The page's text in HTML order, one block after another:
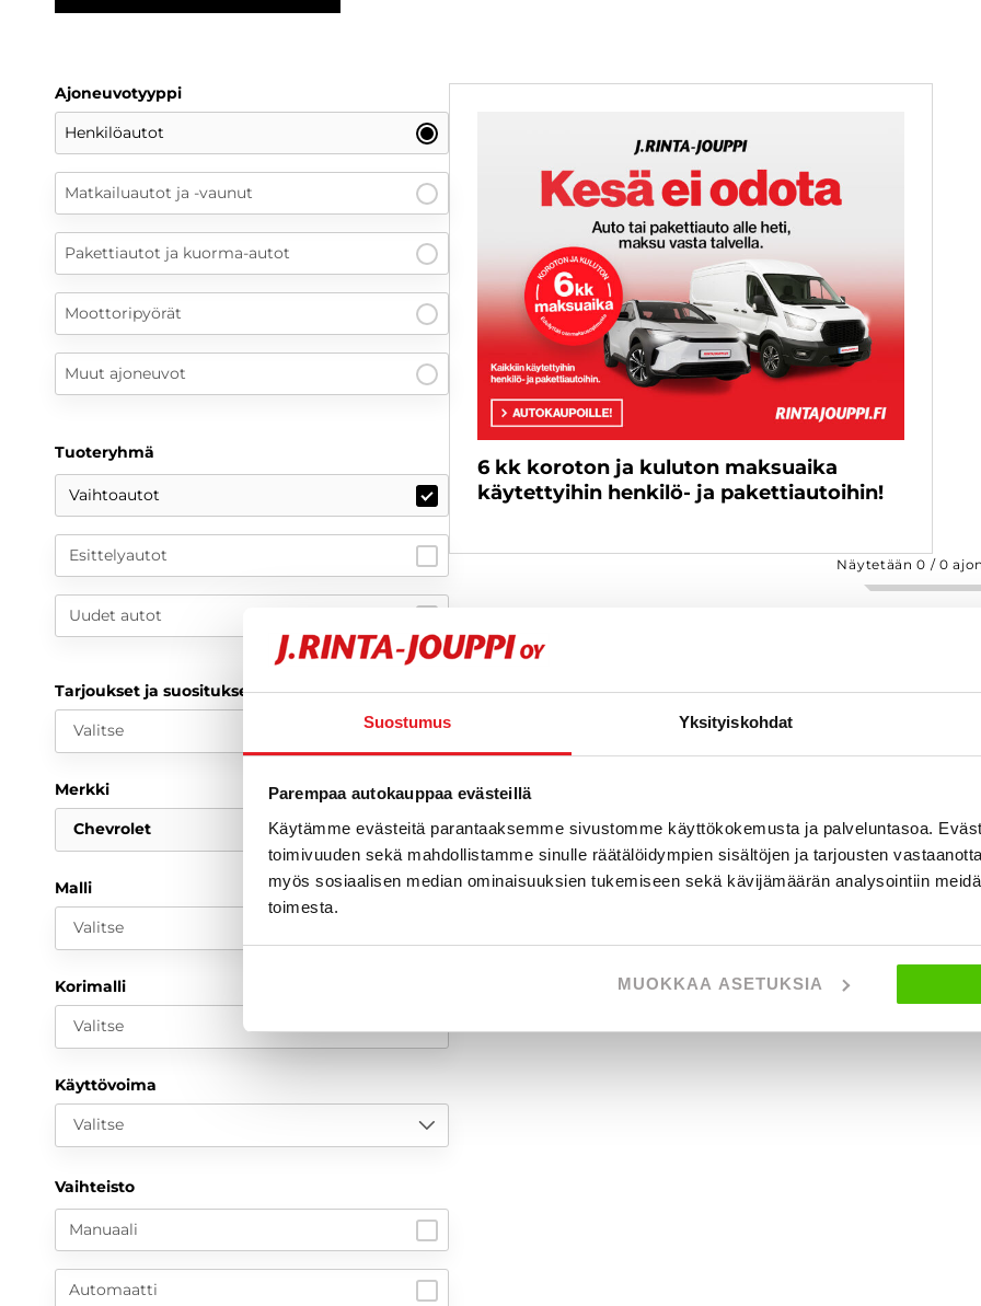
Suostumus Yksityiskohdat
Parempaa autokauppaa evästeillä
Käytämme evästeitä parantaaksemme sivustomme käyttökokemusta ja palveluntasoa.
toimivuuden sekä mahdollistamme sinulle räätälöidympien sisältöjen ja tarjousten
myös sosiaalisen median ominaisuuksien tukemiseen sekä kävijämäärän analysointiin
toimesta.
MUOKKAA ASETUKSIA
Ajoneuvotyyppi
Henkilöautot
Matkailuautot ja -vaunut
Pakettiautot ja kuorma-autot
Moottoripyörät
Muut ajoneuvot
Tuoteryhmä
Vaihtoautot
Esittelyautot
Uudet autot
Tarjoukset ja suositukset
Valitse
Merkki
Chevrolet
Malli
Valitse
Korimalli
Valitse
Käyttövoima
Valitse
Vaihteisto
Manuaali
Automaatti
6 kk koroton ja kuluton maksuaika
käytettyihin henkilö- ja pakettiautoihin!
Näytetään0 /0